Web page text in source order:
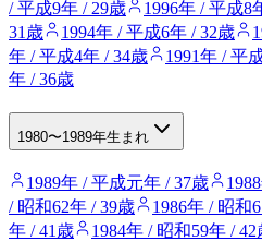
/ 平成9年 / 29歳
1996年 / 平成8
31歳
1994年 / 平成6年 / 32歳
年 / 平成4年 / 34歳
1991年 / 平
年 / 36歳
1980〜1989年生まれ
1989年 / 平成元年 / 37歳
/ 昭和62年 / 39歳
1986年 / 昭和
年 / 41歳
1984年 / 昭和59年 / 42